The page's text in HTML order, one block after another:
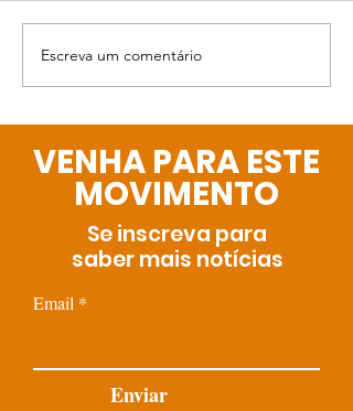
A Páscoa está
chegando!
Escreva um comentário
VENHA PARA ESTE
MOVIMENTO
Se inscreva para
saber mais notícias
Email
Enviar